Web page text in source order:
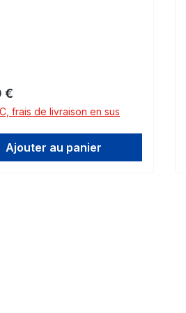
:
€
frais de livraison en sus
Ajouter au panier